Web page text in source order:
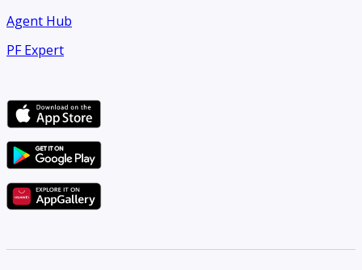
التسويق العقارى تأسست سنة 2007 ومقرها بالمعادى بالقاهرة وتقوم
بالترويج للمشروعات السكنية والادارية والتجارية بالتجمع الخامس
والعاصمة الادارية واكتوبر والشيخ زايد بالاضافة للساحل الشمالي
Agent Hub
PF Expert